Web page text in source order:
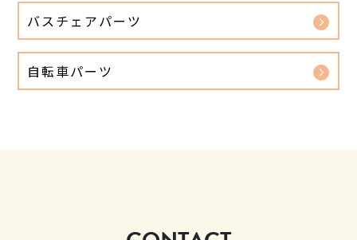
バスチェアパーツ
自転車パーツ